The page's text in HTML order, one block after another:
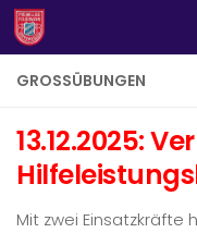
Zum Inhalt
GROSSÜBUNGEN
13.12.2025:
Mit zwei Einsatzkräfte